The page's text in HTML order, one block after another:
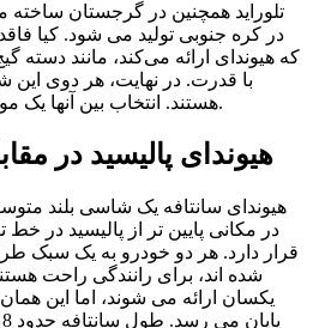
تلوراید همچنین در گرجستان ساخته
در کره جنوبی تولید می شود. کیا
که هیوندای ارائه می‌کند، مانند دسته
با قدرت. در نهایت، هر دوی این
هستند. انتخاب بین آنها یک موضوع ترجیحی شخصی است.
هیوندای پالیسید در
هیوندای سانتافه یک شاسی بلند
در مکانی پایین تر از پالیسید در خط
قرار دارد. هر دو خودرو به یک سبک
شده اند، برای رانندگی راحت
یکسان ارائه می شوند، اما این